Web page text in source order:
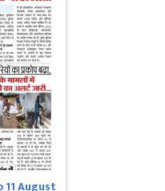
August